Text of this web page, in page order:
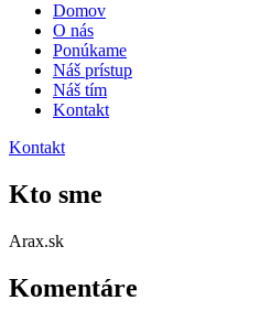
Domov
O nás
Ponúkame
Náš prístup
Náš tím
Kontakt
Kontakt
Kto sme
Arax.sk
Komentáre